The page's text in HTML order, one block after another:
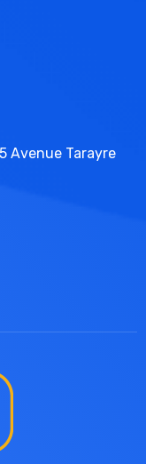
Tarayre